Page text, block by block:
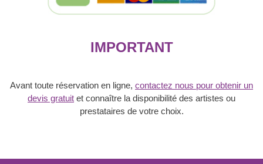
IMPORTANT
Avant toute réservation en ligne, contactez nous pour obtenir un
devis gratuit et connaître la disponibilité des artistes ou
prestataires de votre choix.